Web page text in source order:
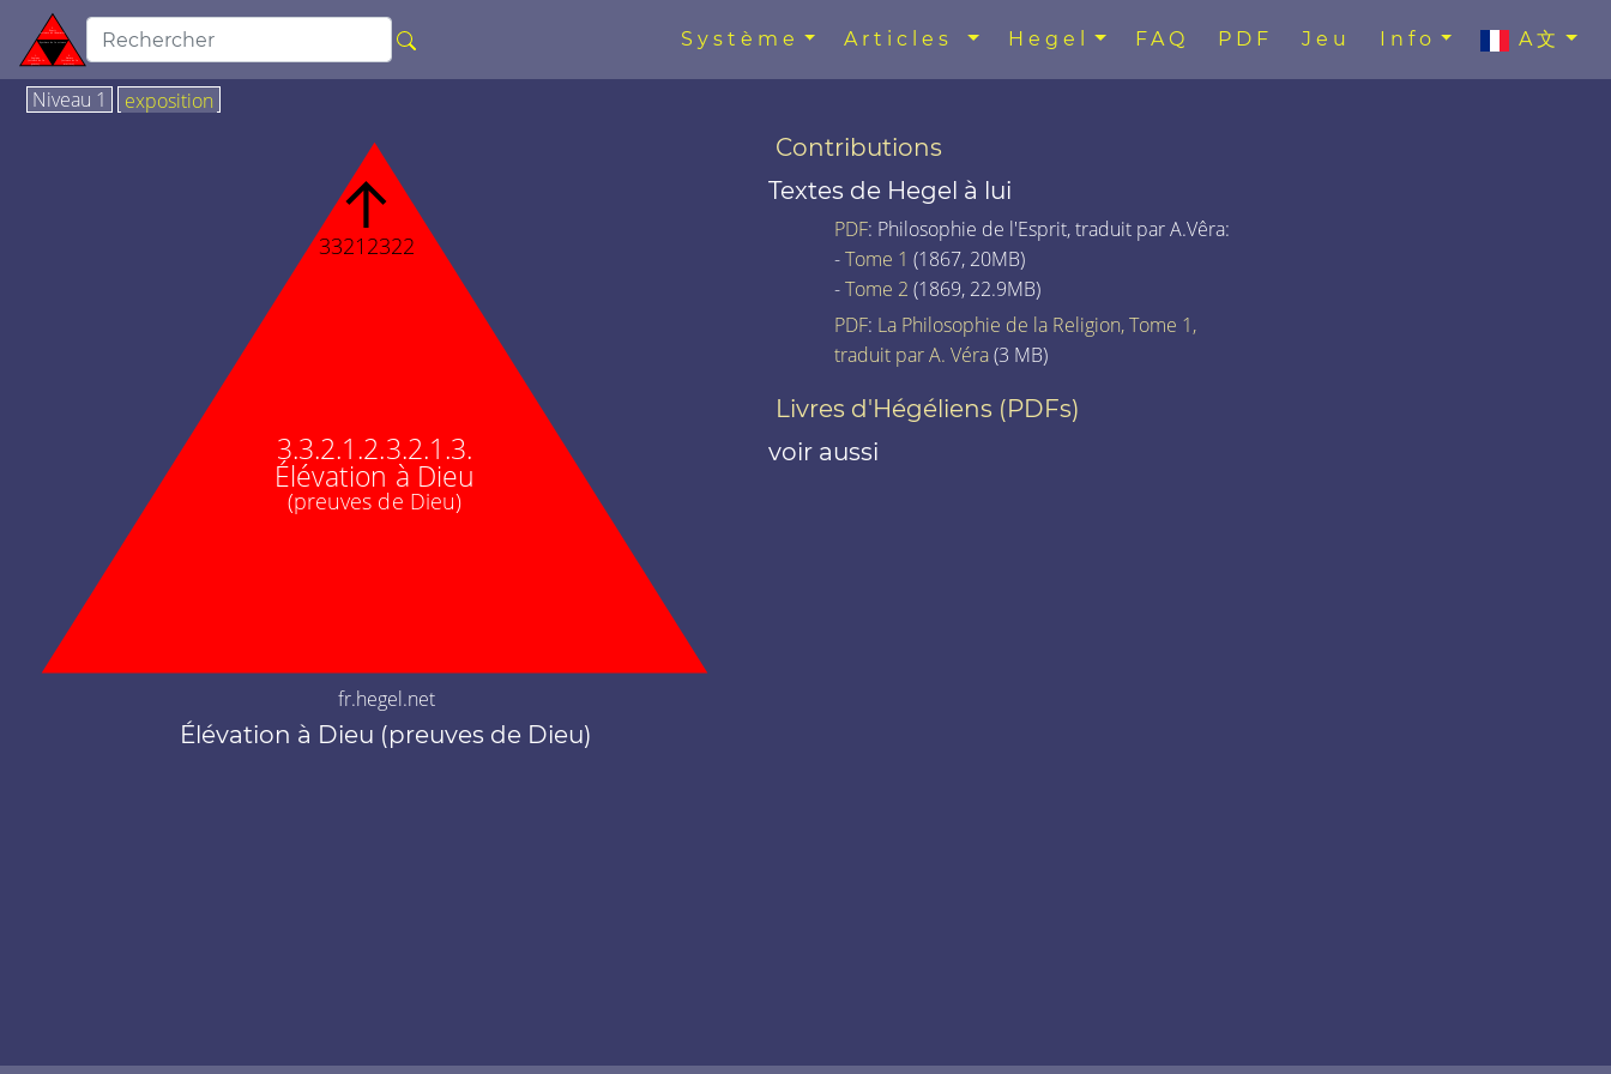
Système Articles Hegel FAQ PDF Jeu Info A文
Niveau 1 exposition
3.3.2.1.2.3.2.1.3.
Élévation à Dieu
(preuves de Dieu)
↑
33212322
fr.hegel.net
Élévation à Dieu (preuves de Dieu)
Contributions
Textes de Hegel à lui
PDF: Philosophie de l'Esprit, traduit par A.Vêra:
-Tome 1 (1867, 20MB)
-Tome 2 (1869, 22.9MB)
PDF: La Philosophie de la Religion, Tome 1,
traduit par A. Véra(3 MB)
Livres d'Hégéliens (PDFs)
voir aussi